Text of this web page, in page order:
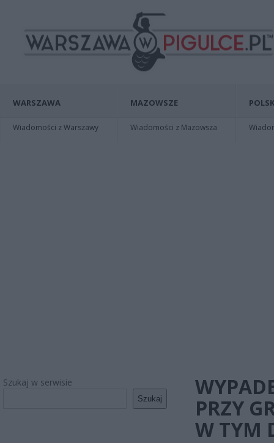
WARSZAWA
Wiadomości z Warszawy
MAZOWSZE
Wiadomości z Mazowsza
Szukaj w serwisie
Szukaj
PRZY
W TYM